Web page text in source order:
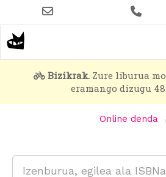
main
content
Bizikrak.Zure liburua
eramango dizugu
Online denda